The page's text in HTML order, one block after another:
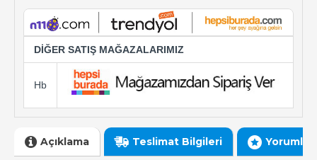
DİĞER SATIŞ MAĞAZALARIMIZ
Hb
Açıklama Teslimat Bilgileri Yorumlar